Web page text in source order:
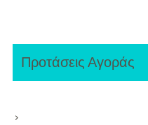
Προτάσεις Αγοράς